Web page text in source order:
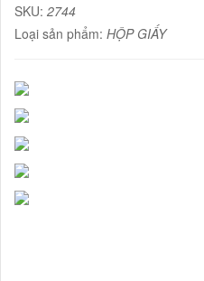
SKU: 2744
Loại sản phẩm: HỘP GIẤY